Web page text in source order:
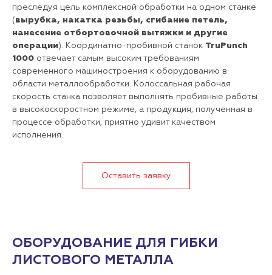
преследуя цель комплексной обработки на одном станке
(вырубка, накатка резьбы, сгибание петель,
нанесение отбортовочной вытяжки и другие
операции). Координатно-пробивной станок TruPunch
1000 отвечает самым высоким требованиям
современного машиностроения к оборудованию в
области металлообработки. Колоссальная рабочая
скорость станка позволяет выполнять пробивные работы
в высокоскоростном режиме, а продукция, полученная в
процессе обработки, приятно удивит качеством
исполнения.
Оставить заявку
ОБОРУДОВАНИЕ ДЛЯ ГИБКИ
ЛИСТОВОГО МЕТАЛЛА